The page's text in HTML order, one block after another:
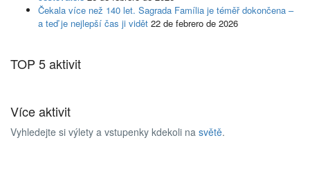
Čekala více než 140 let. Sagrada Família je téměř dokončena –
a teď je nejlepší čas ji vidět 22 de febrero de 2026
TOP 5 aktivit
Více aktivit
Vyhledejte si výlety a vstupenky kdekoli na světě.